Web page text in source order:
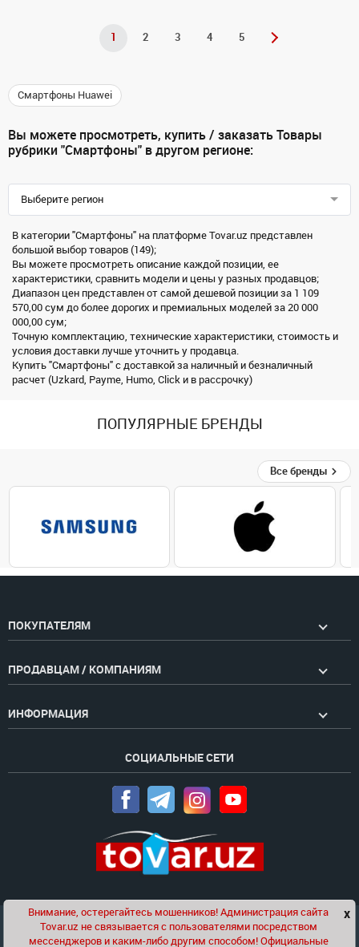
1 2 3 4 5
Смартфоны Huawei
Вы можете просмотреть, купить / заказать Товары
рубрики "Смартфоны" в другом регионе:
Выберите регион
В категории "Смартфоны" на платформе Tovar.uz представлен
большой выбор товаров (149);
Вы можете просмотреть описание каждой позиции, ее
характеристики, сравнить модели и цены у разных продавцов;
Диапазон цен представлен от самой дешевой позиции за 1 109
570,00 сум до более дорогих и премиальных моделей за 20 000
000,00 сум;
Точную комплектацию, технические характеристики, стоимость и
условия доставки лучше уточнить у продавца.
Купить "Смартфоны" с доставкой за наличный и безналичный
расчет (Uzkard, Payme, Humo, Click и в рассрочку)
ПОПУЛЯРНЫЕ БРЕНДЫ
Все бренды
ПОКУПАТЕЛЯМ
ПРОДАВЦАМ / КОМПАНИЯМ
ИНФОРМАЦИЯ
СОЦИАЛЬНЫЕ СЕТИ
Проект компанииGolden Pages
Чат x
Внимание, остерегайтесь мошенников! Администрация сайта
Tovar.uz не связывается с пользователями посредством
мессенджеров и каким-либо другим способом! Официальные